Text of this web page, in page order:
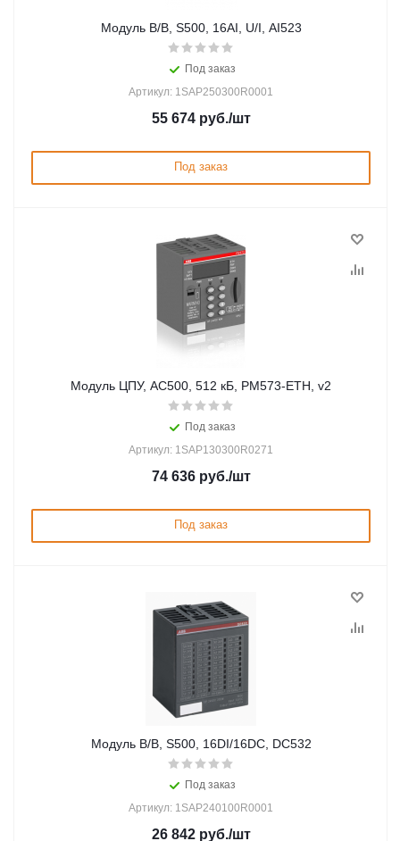
Модуль В/В, S500, 16AI, U/I, AI523
Под заказ
Артикул: 1SAP250300R0001
55 674руб./шт
Под заказ
Модуль ЦПУ, AC500, 512 кБ, PM573-ETH, v2
Под заказ
Артикул: 1SAP130300R0271
74 636руб./шт
Под заказ
Модуль В/В, S500, 16DI/16DC, DC532
Под заказ
Артикул: 1SAP240100R0001
26 842руб./шт